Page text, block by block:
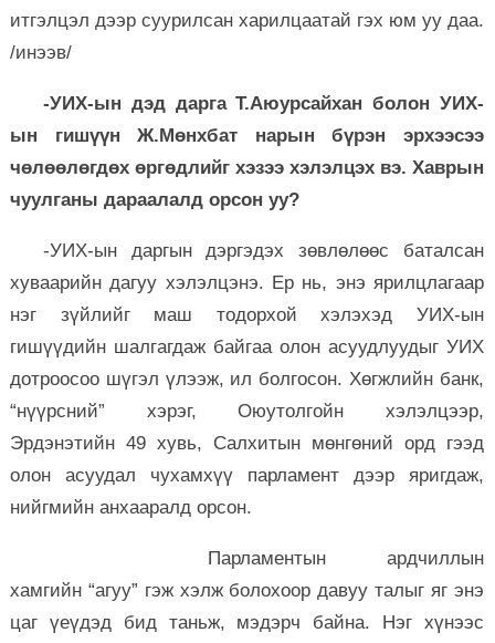
итгэлцэл дээр суурилсан харилцаатай гэх юм уу даа.
/инээв/
-УИХ-ын дэд дарга Т.Аюурсайхан болон УИХ-
ын гишүүн Ж.Мөнхбат нарын бүрэн эрхээсээ
чөлөөлөгдөх өргөдлийг хэзээ хэлэлцэх вэ. Хаврын
чуулганы дараалалд орсон уу?
-УИХ-ын даргын дэргэдэх зөвлөлөөс баталсан
хуваарийн дагуу хэлэлцэнэ. Ер нь, энэ ярилцлагаар
нэг зүйлийг маш тодорхой хэлэхэд УИХ-ын
гишүүдийн шалгагдаж байгаа олон асуудлуудыг УИХ
дотроосоо шүгэл үлээж, ил болгосон. Хөгжлийн банк,
“нүүрсний” хэрэг, Оюутолгойн хэлэлцээр,
Эрдэнэтийн 49 хувь, Салхитын мөнгөний орд гээд
олон асуудал чухамхүү парламент дээр яригдаж,
нийгмийн анхааралд орсон.
Парламентын ардчиллын
хамгийн “агуу” гэж хэлж болохоор давуу талыг яг энэ
цаг үеүдэд бид таньж, мэдэрч байна. Нэг хүнээс